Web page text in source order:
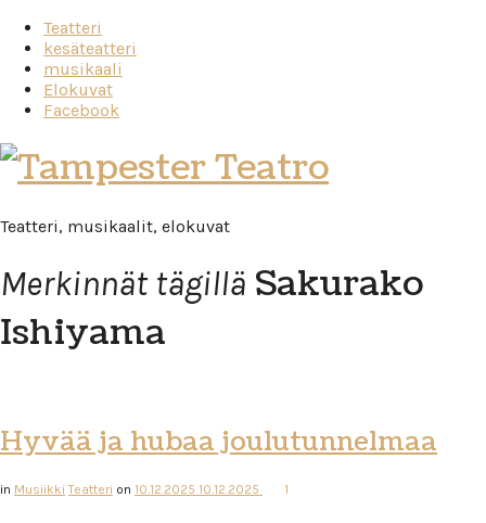
Teatteri
kesäteatteri
musikaali
Elokuvat
Facebook
Tampester
Teatro
Teatteri, musikaalit, elokuvat
Merkinnät tägillä Sakurako
Ishiyama
Hyvää ja hubaa joulutunnelmaa
in Musiikki Teatteri on 10.12.2025 10.12.2025 1